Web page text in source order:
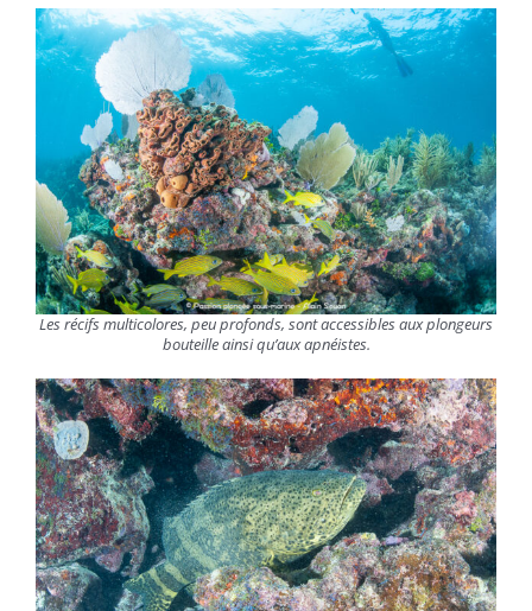
Les récifs multicolores, peu profonds, sont accessibles aux plongeurs
bouteille ainsi qu’aux apnéistes.